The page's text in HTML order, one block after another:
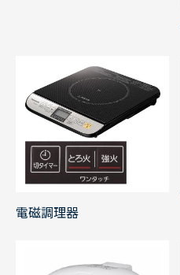
電磁調理器